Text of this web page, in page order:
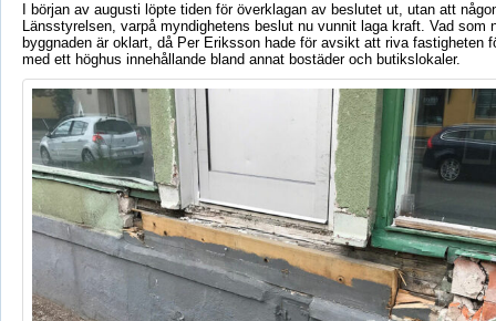
I början av augusti löpte tiden för överklagan av beslutet ut, utan att
Länsstyrelsen, varpå myndighetens beslut nu vunnit laga kraft. Vad som
byggnaden är oklart, då Per Eriksson hade för avsikt att riva fastigheten
med ett höghus innehållande bland annat bostäder och butikslokaler.